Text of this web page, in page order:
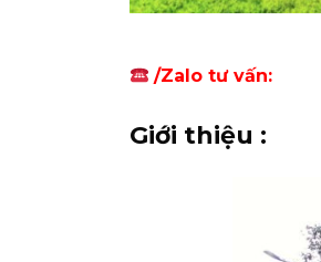
/Zalo tư vấn:
Giới thiệu :